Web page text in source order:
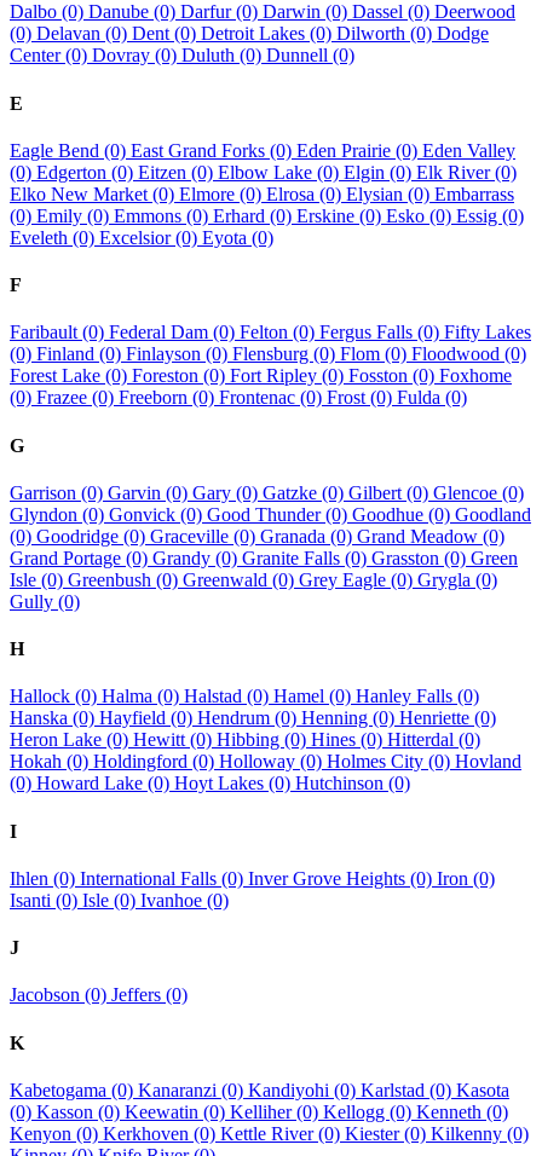
Dalbo (0) Danube (0) Darfur (0) Darwin (0) Dassel (0) Deerwood
(0) Delavan (0) Dent (0) Detroit Lakes (0) Dilworth (0) Dodge
Center (0) Dovray (0) Duluth (0) Dunnell (0)
E
Eagle Bend (0) East Grand Forks (0) Eden Prairie (0) Eden Valley
(0) Edgerton (0) Eitzen (0) Elbow Lake (0) Elgin (0) Elk River (0)
Elko New Market (0) Elmore (0) Elrosa (0) Elysian (0) Embarrass
(0) Emily (0) Emmons (0) Erhard (0) Erskine (0) Esko (0) Essig (0)
Eveleth (0) Excelsior (0) Eyota (0)
F
Faribault (0) Federal Dam (0) Felton (0) Fergus Falls (0) Fifty Lakes
(0) Finland (0) Finlayson (0) Flensburg (0) Flom (0) Floodwood (0)
Forest Lake (0) Foreston (0) Fort Ripley (0) Fosston (0) Foxhome
(0) Frazee (0) Freeborn (0) Frontenac (0) Frost (0) Fulda (0)
G
Garrison (0) Garvin (0) Gary (0) Gatzke (0) Gilbert (0) Glencoe (0)
Glyndon (0) Gonvick (0) Good Thunder (0) Goodhue (0) Goodland
(0) Goodridge (0) Graceville (0) Granada (0) Grand Meadow (0)
Grand Portage (0) Grandy (0) Granite Falls (0) Grasston (0) Green
Isle (0) Greenbush (0) Greenwald (0) Grey Eagle (0) Grygla (0)
Gully (0)
H
Hallock (0) Halma (0) Halstad (0) Hamel (0) Hanley Falls (0)
Hanska (0) Hayfield (0) Hendrum (0) Henning (0) Henriette (0)
Heron Lake (0) Hewitt (0) Hibbing (0) Hines (0) Hitterdal (0)
Hokah (0) Holdingford (0) Holloway (0) Holmes City (0) Hovland
(0) Howard Lake (0) Hoyt Lakes (0) Hutchinson (0)
I
Ihlen (0) International Falls (0) Inver Grove Heights (0) Iron (0)
Isanti (0) Isle (0) Ivanhoe (0)
J
Jacobson (0) Jeffers (0)
K
Kabetogama (0) Kanaranzi (0) Kandiyohi (0) Karlstad (0) Kasota
(0) Kasson (0) Keewatin (0) Kelliher (0) Kellogg (0) Kenneth (0)
Kenyon (0) Kerkhoven (0) Kettle River (0) Kiester (0) Kilkenny (0)